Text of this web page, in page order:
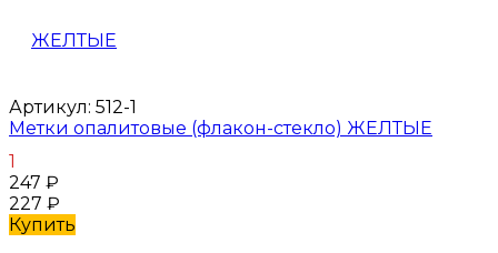
Артикул: 512-1
Метки опалитовые (флакон-стекло) ЖЕЛТЫЕ
1
247 ₽
227 ₽
Купить